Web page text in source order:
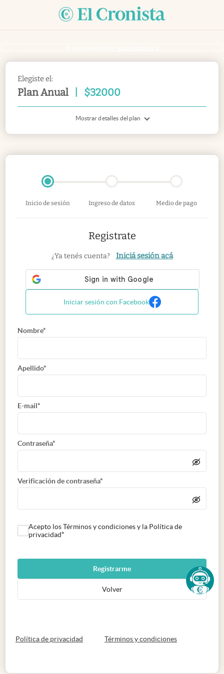
Elegiste el:
Plan Anual $32000
Mostrar detalles del plan
Inicio de sesión Ingreso de datos Medio de pago
Registrate
¿Ya tenés cuenta? Iniciá sesión acá
Iniciar sesión con Facebook
Nombre*
Apellido*
E-mail*
Contraseña*
Verificación de contraseña*
Acepto los Términos y condiciones y la Política de
privacidad*
Registrarme
Volver
Política de privacidad abre en nueva pestaña
Términos y condicionesabre en nueva